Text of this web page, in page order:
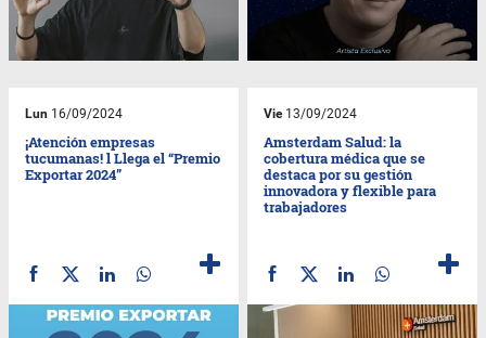
Lun 16/09/2024
¡Atención empresas
tucumanas! l Llega el “Premio
Exportar 2024”
Vie13/09/2024
Amsterdam Salud: la
cobertura médica que se
destaca por su gestión
innovadora y flexible para
trabajadores